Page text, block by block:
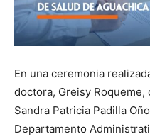
En una ceremonia
doctora, Greisy
Sandra Patricia Padilla
Departamento